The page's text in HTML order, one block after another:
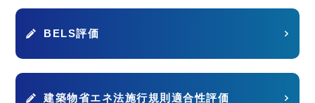
BELS評価
建築物省エネ法施行規則適合性評価